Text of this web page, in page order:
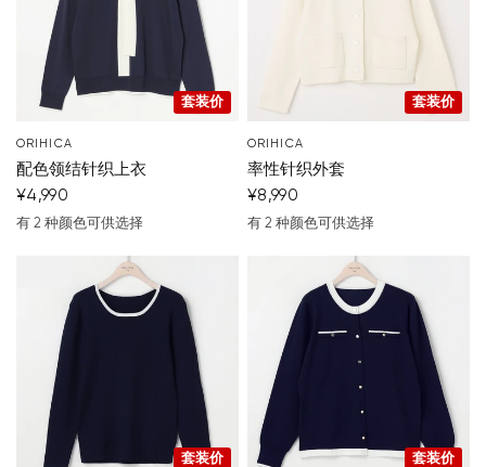
套装价
ORIHICA
配色领结针织上衣
¥4,990
深蓝色
白色
有 2 种颜色可供选择
套装价
ORIHICA
率性针织外套
¥8,990
米色黑
有 2 种颜色可供选择
套装价 套装价